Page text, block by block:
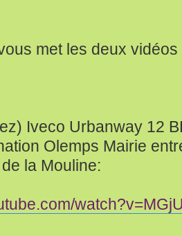
met les deux
Iveco Urbanway 12
Olemps Mairie
la Mouline: